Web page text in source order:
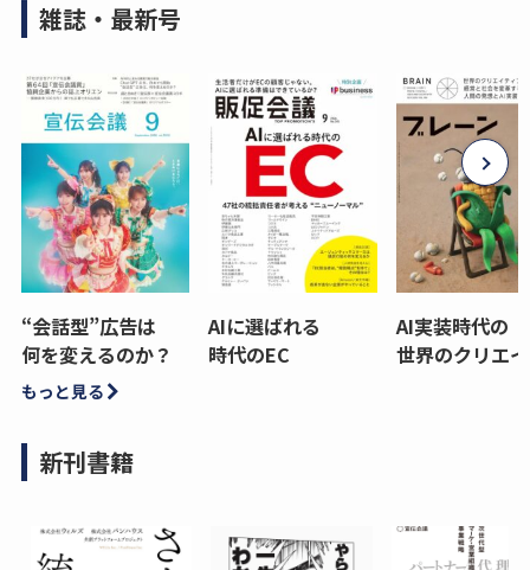
雑誌・最新号
“会話型”広告は
何を変えるのか？
AIに選ばれる
時代のEC
AI実装時代の
世界のクリエ
もっと見る
新刊書籍